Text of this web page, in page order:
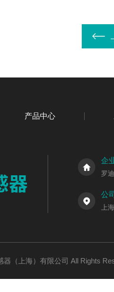
产品中心
企
罗
公
上
器（上海）有限公司 All Rights